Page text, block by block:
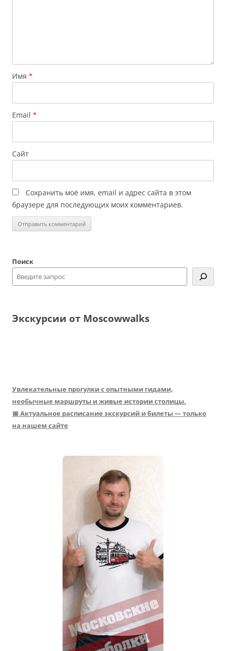
Имя *
Email *
Сайт
Сохранить моё имя, email и адрес сайта в этом
браузере для последующих моих комментариев.
Поиск
Экскурсии от Moscowwalks
Увлекательные прогулки с опытными гидами,
необычные маршруты и живые истории столицы.
📅 Актуальное расписание экскурсий и билеты — только
на нашем сайте